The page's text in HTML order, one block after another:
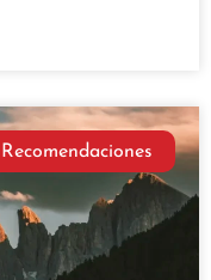
Recomendaciones